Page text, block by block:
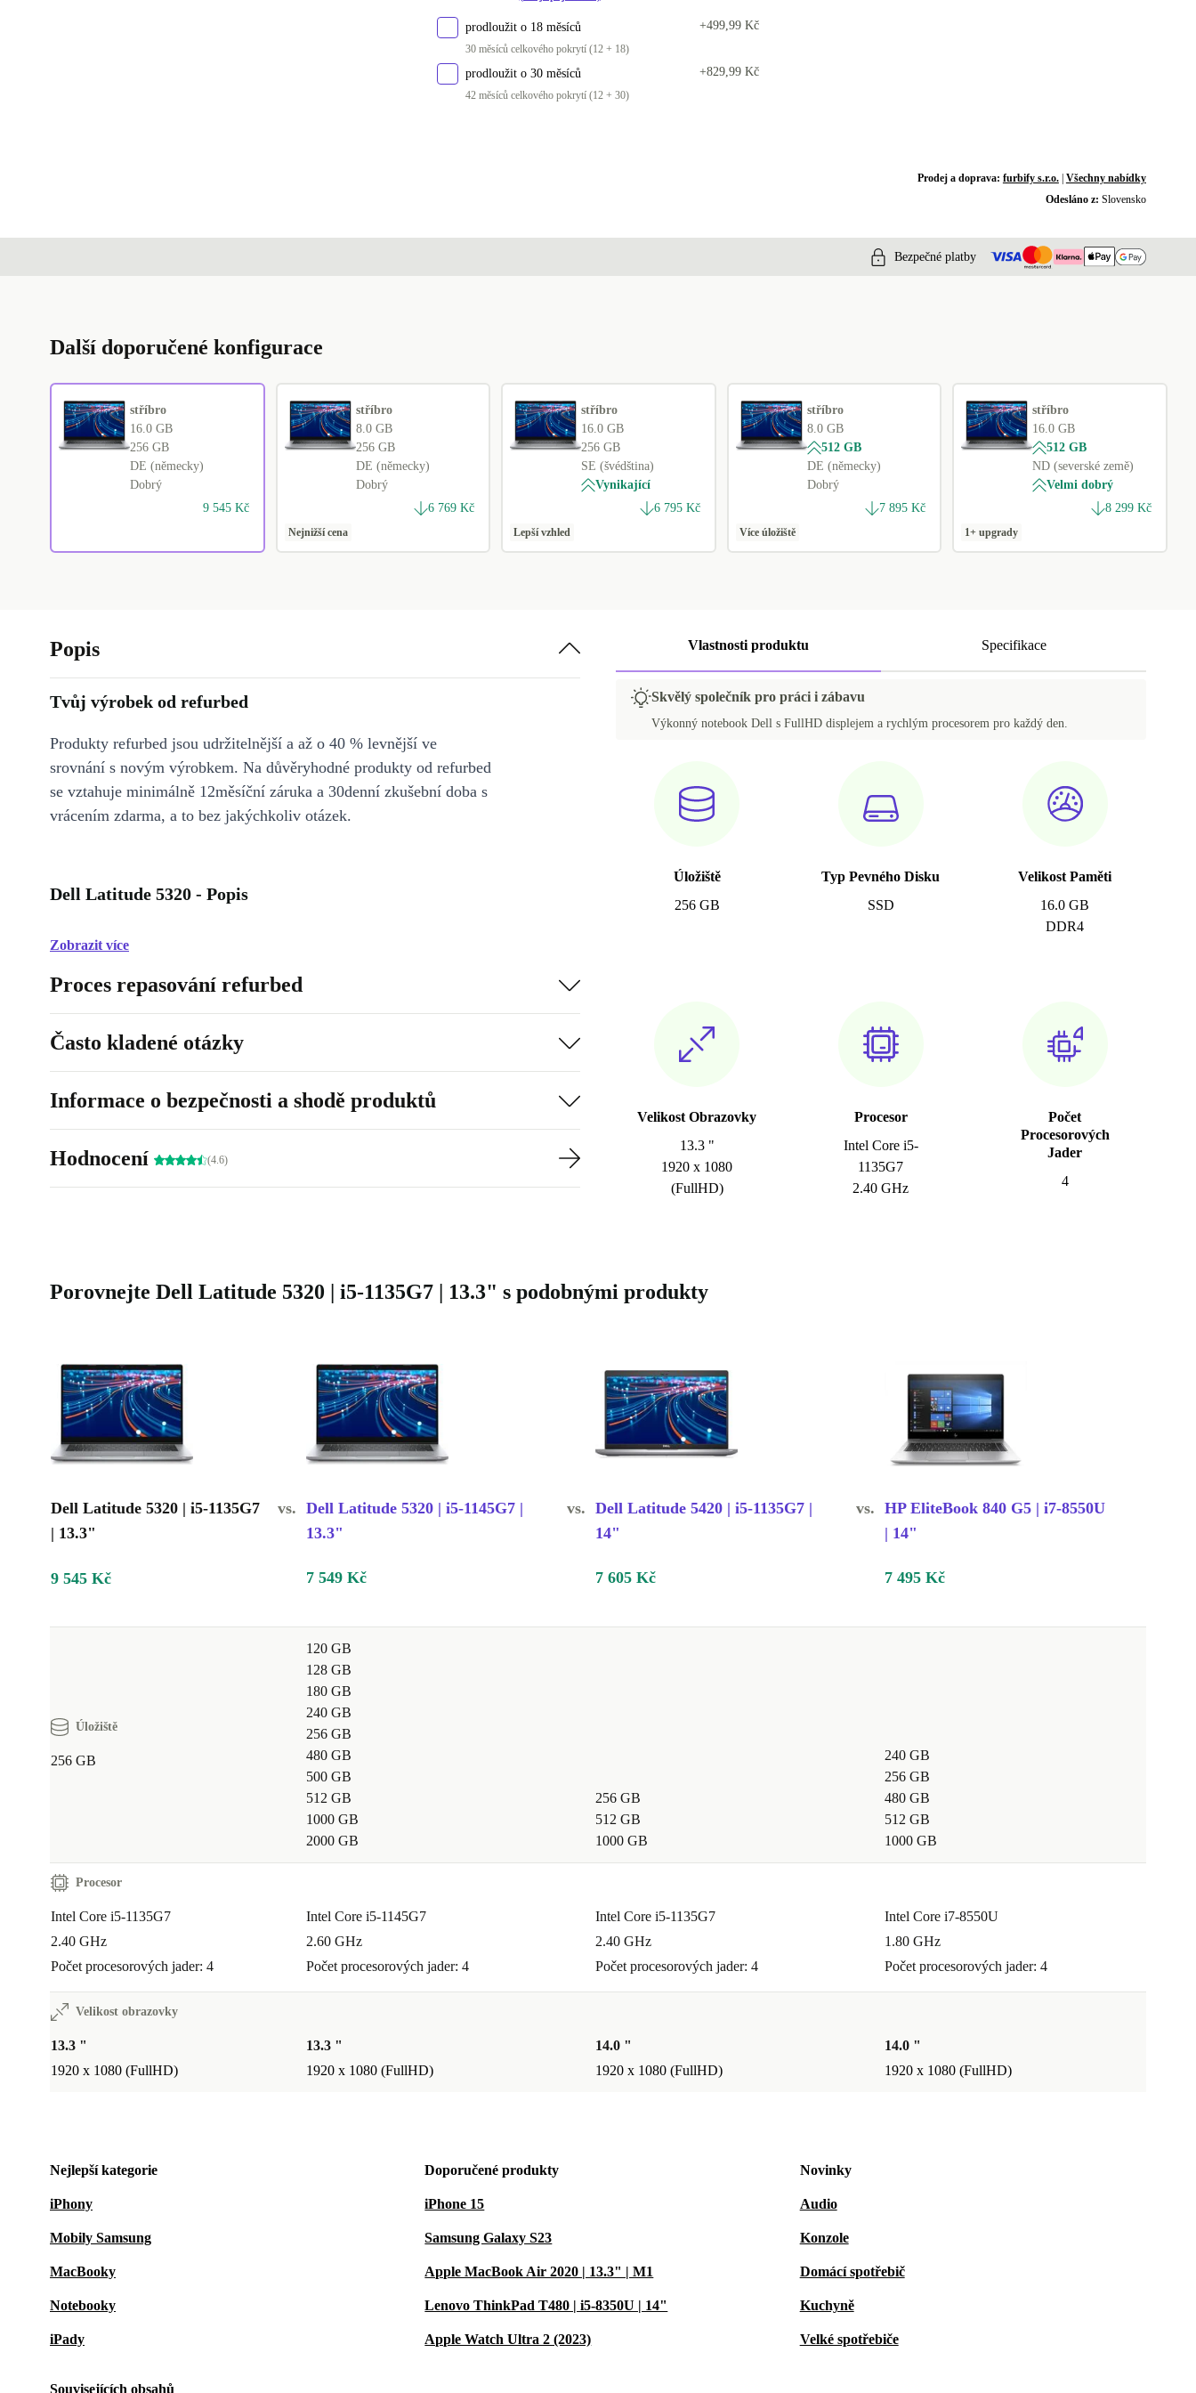
PT (portugalština)
CZ (česky) -1 996 Kč
prodloužit o 18 měsíců
30 měsíců celkového pokrytí (12 + 18)
+499,99 Kč
prodloužit o 30 měsíců
42 měsíců celkového pokrytí (12 + 30)
+829,99 Kč
Prodej a doprava: furbify s.r.o.| Všechny nabídky
Odesláno z: Slovensko
Bezpečné platby
Další doporučené konfigurace
stříbro
16.0 GB
256 GB
DE (německy)
Dobrý
9 545 Kč
stříbro
8.0 GB
256 GB
DE (německy)
Dobrý
6 769 Kč
Nejnižší cena
stříbro
16.0 GB
256 GB
SE (švédština)
Vynikající
6 795 Kč
Lepší vzhled
stříbro
8.0 GB
512 GB
DE (německy)
Dobrý
7 895 Kč
Více úložiště
stříbro
16.0 GB
512 GB
ND (severské země)
Velmi dobrý
8 299 Kč
1+ upgrady
Vlastnosti produktu Specifikace
Skvělý společník pro práci i zábavu
Výkonný notebook Dell s FullHD displejem a rychlým procesorem pro každý den.
Úložiště
256 GB
Typ Pevného Disku
SSD
Velikost Paměti
16.0 GB
DDR4
Velikost Obrazovky
13.3 "
1920 x 1080
(FullHD)
Procesor
Intel Core i5-
1135G7
2.40 GHz
Počet
Procesorových
Jader
4
Popis
Tvůj výrobek od refurbed
Produkty refurbed jsou udržitelnější a až o 40 % levnější ve
srovnání s novým výrobkem. Na důvěryhodné produkty od refurbed
se vztahuje minimálně 12měsíční záruka a 30denní zkušební doba s
vrácením zdarma, a to bez jakýchkoliv otázek.
Dell Latitude 5320 - Popis
Zobrazit více
Proces repasování refurbed
Často kladené otázky
Informace o bezpečnosti a shodě produktů
Hodnocení (4.6)
Porovnejte Dell Latitude 5320 | i5-1135G7 | 13.3" s podobnými produkty
Dell Latitude 5320 | i5-1135G7
| 13.3"
vs. Dell Latitude 5320 | i5-1145G7 |
13.3"
vs. Dell Latitude 5420 | i5-1135G7 |
14"
vs. HP EliteBook 840 G5 | i7-8550U
| 14"
9 545 Kč 7 549 Kč 7 605 Kč 7 495 Kč
Úložiště
256 GB
120 GB
128 GB
180 GB
240 GB
256 GB
480 GB
500 GB
512 GB
1000 GB
2000 GB
256 GB
512 GB
1000 GB
240 GB
256 GB
480 GB
512 GB
1000 GB
Procesor
Intel Core i5-1135G7
2.40 GHz
Počet procesorových jader: 4
Intel Core i5-1145G7
2.60 GHz
Počet procesorových jader: 4
Intel Core i5-1135G7
2.40 GHz
Počet procesorových jader: 4
Intel Core i7-8550U
1.80 GHz
Počet procesorových jader: 4
Velikost obrazovky
13.3 "
1920 x 1080 (FullHD)
13.3 "
1920 x 1080 (FullHD)
14.0 "
1920 x 1080 (FullHD)
14.0 "
1920 x 1080 (FullHD)
Nejlepší kategorie
iPhony
Mobily Samsung
MacBooky
Notebooky
iPady
Doporučené produkty
iPhone 15
Samsung Galaxy S23
Apple MacBook Air 2020 | 13.3" | M1
Lenovo ThinkPad T480 | i5-8350U | 14"
Apple Watch Ultra 2 (2023)
Novinky
Audio
Konzole
Domácí spotřebič
Kuchyně
Velké spotřebiče
Souvisejících obsahů